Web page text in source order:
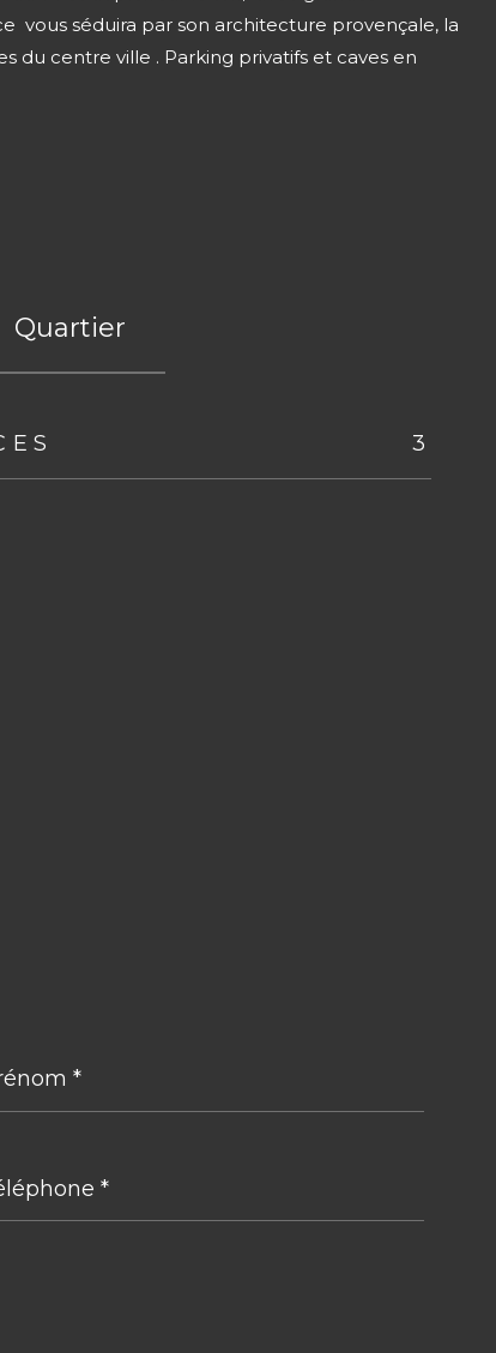
vous séduira par son architecture provençale, la
du centre ville . Parking privatifs et caves en
Quartier
3